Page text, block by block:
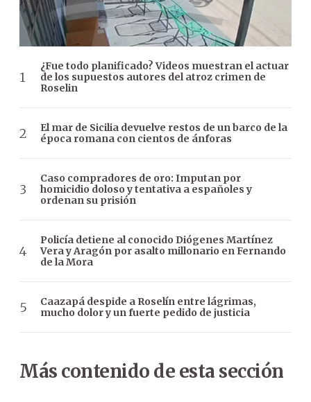
¿Fue todo planificado? Videos muestran el actuar
de los supuestos autores del atroz crimen de
Roselin
El mar de Sicilia devuelve restos de un barco de la
época romana con cientos de ánforas
Caso compradores de oro: Imputan por
homicidio doloso y tentativa a españoles y
ordenan su prisión
Policía detiene al conocido Diógenes Martínez
Vera y Aragón por asalto millonario en Fernando
de la Mora
Caazapá despide a Roselín entre lágrimas,
mucho dolor y un fuerte pedido de justicia
Más contenido de esta sección